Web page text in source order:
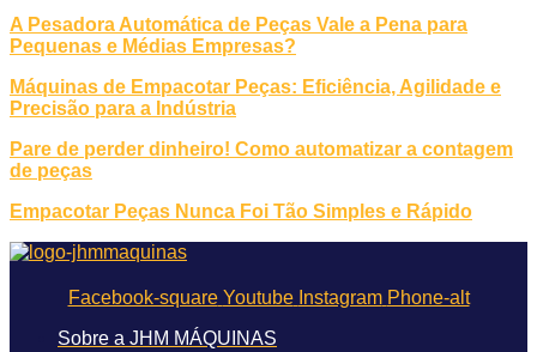
A Pesadora Automática de Peças Vale a Pena para
Pequenas e Médias Empresas?
Máquinas de Empacotar Peças: Eficiência, Agilidade e
Precisão para a Indústria
Pare de perder dinheiro! Como automatizar a contagem
de peças
Empacotar Peças Nunca Foi Tão Simples e Rápido
Facebook-square Youtube Instagram Phone-alt
Sobre a JHM MÁQUINAS